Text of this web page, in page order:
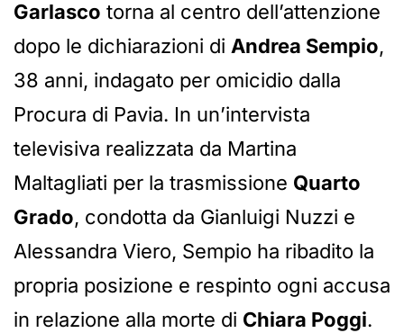
Garlasco torna al centro dell’attenzione
dopo le dichiarazioni di Andrea Sempio,
38 anni, indagato per omicidio dalla
Procura di Pavia. In un’intervista
televisiva realizzata da Martina
Maltagliati per la trasmissione Quarto
Grado, condotta da Gianluigi Nuzzi e
Alessandra Viero, Sempio ha ribadito la
propria posizione e respinto ogni accusa
in relazione alla morte di Chiara Poggi.